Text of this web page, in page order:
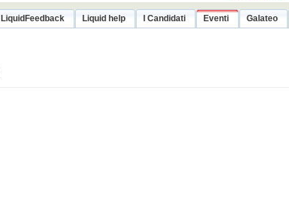
LiquidFeedback Liquid help I Candidati Eventi Galateo